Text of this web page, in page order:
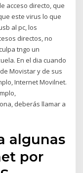
acceso directo, que
este virus lo que
al pc, los
directos, no
tngo un
En el dia cuando
Movistar y de sus
Internet Movilnet.
deberás llamar a
algunas
por